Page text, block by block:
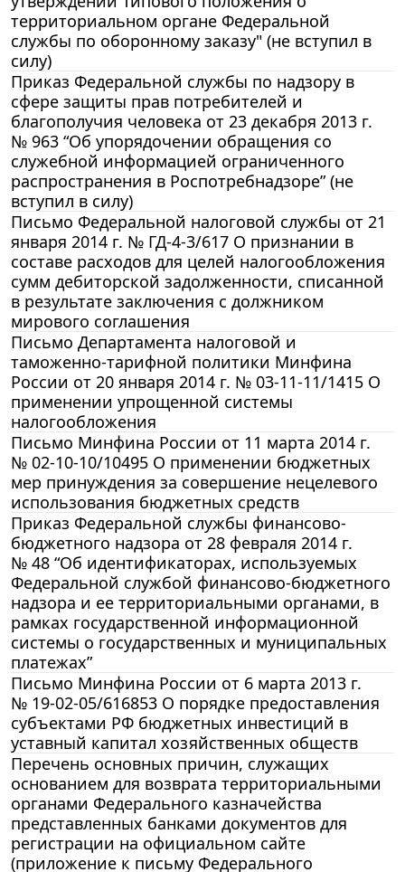
территориальном органе Федеральной
службы по оборонному заказу" (не вступил в
силу)
Приказ Федеральной службы по надзору в
сфере защиты прав потребителей и
благополучия человека от 23 декабря 2013 г.
№ 963 “Об упорядочении обращения со
служебной информацией ограниченного
распространения в Роспотребнадзоре” (не
вступил в силу)
Письмо Федеральной налоговой службы от 21
января 2014 г. № ГД-4-3/617 О признании в
составе расходов для целей налогообложения
сумм дебиторской задолженности, списанной
в результате заключения с должником
мирового соглашения
Письмо Департамента налоговой и
таможенно-тарифной политики Минфина
России от 20 января 2014 г. № 03-11-11/1415 О
применении упрощенной системы
налогообложения
Письмо Минфина России от 11 марта 2014 г.
№ 02-10-10/10495 О применении бюджетных
мер принуждения за совершение нецелевого
использования бюджетных средств
Приказ Федеральной службы финансово-
бюджетного надзора от 28 февраля 2014 г.
№ 48 “Об идентификаторах, используемых
Федеральной службой финансово-бюджетного
надзора и ее территориальными органами, в
рамках государственной информационной
системы о государственных и муниципальных
платежах”
Письмо Минфина России от 6 марта 2013 г.
№ 19-02-05/616853 О порядке предоставления
субъектами РФ бюджетных инвестиций в
уставный капитал хозяйственных обществ
Перечень основных причин, служащих
основанием для возврата территориальными
органами Федерального казначейства
представленных банками документов для
регистрации на официальном сайте
(приложение к письму Федерального